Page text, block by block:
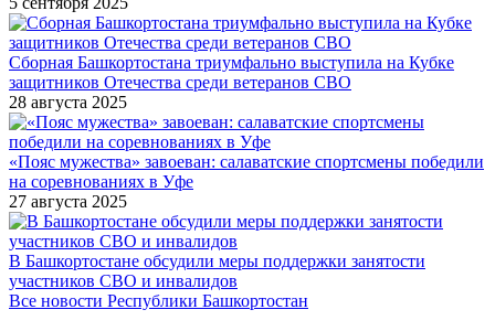
Сборная Башкортостана триумфально выступила на Кубке
защитников Отечества среди ветеранов СВО
28 августа 2025
«Пояс мужества» завоеван: салаватские спортсмены победили
на соревнованиях в Уфе
27 августа 2025
В Башкортостане обсудили меры поддержки занятости
участников СВО и инвалидов
Все новости Республики Башкортостан